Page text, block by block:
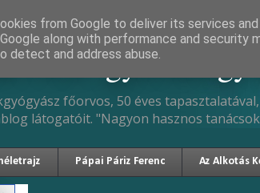
Ph.D.
főorvos, 50 éves
látogatóit. "Nagyon hasznos
Pápai Páriz Ferenc Az Alkotás
from Google to deliver its services
along with performance and
detect and address abuse.